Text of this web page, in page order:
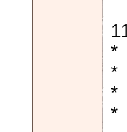
*
*
*
*